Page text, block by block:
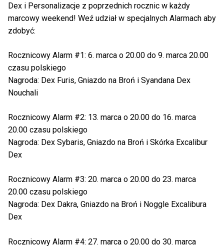
Dex i Personalizacje z poprzednich rocznic w każdy
marcowy weekend! Weź udział w specjalnych Alarmach aby
zdobyć:
Rocznicowy Alarm #1: 6. marca o 20.00 do 9. marca 20.00
czasu polskiego
Nagroda: Dex Furis, Gniazdo na Broń i Syandana Dex
Nouchali
Rocznicowy Alarm #2: 13. marca o 20.00 do 16. marca
20.00 czasu polskiego
Nagroda: Dex Sybaris, Gniazdo na Broń i Skórka Excalibur
Dex
Rocznicowy Alarm #3: 20. marca o 20.00 do 23. marca
20.00 czasu polskiego
Nagroda: Dex Dakra, Gniazdo na Broń i Noggle Excalibura
Dex
Rocznicowy Alarm #4: 27. marca o 20.00 do 30. marca